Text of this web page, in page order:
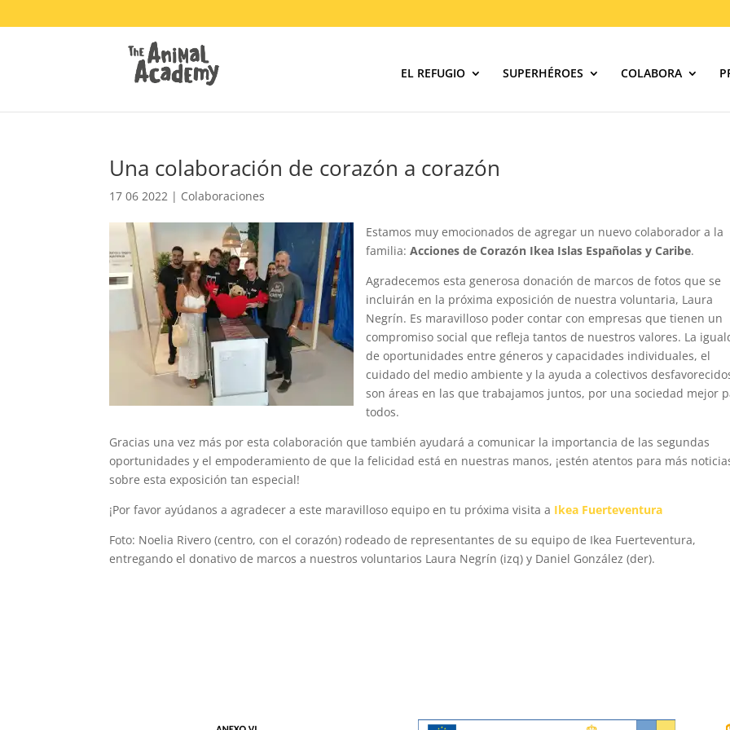
EL REFUGIO SUPERHÉROES COLABORA
Una colaboración de corazón a corazón
17 06 2022 | Colaboraciones
Estamos muy emocionados de agregar un nuevo colaborador a la
familia:Acciones de Corazón Ikea Islas Españolas y Caribe.
Agradecemos esta generosa donación de marcos de fotos que se
incluirán en la próxima exposición de nuestra voluntaria, Laura
Negrín. Es maravilloso poder contar con empresas que tienen un
compromiso social que refleja tantos de nuestros valores. La
de oportunidades entre géneros y capacidades individuales, el
cuidado del medio ambiente y la ayuda a colectivos
son áreas en las que trabajamos juntos, por una sociedad mejor
todos.
Gracias una vez más por esta colaboración que también ayudará a comunicar la importancia de las segundas
oportunidades y el empoderamiento de que la felicidad está en nuestras manos, ¡estén atentos para más
sobre esta exposición tan especial!
¡Por favor ayúdanos a agradecer a este maravilloso equipo en tu próxima visita a Ikea Fuerteventura
Foto: Noelia Rivero (centro, con el corazón) rodeado de representantes de su equipo de Ikea Fuerteventura,
entregando el donativo de marcos a nuestros voluntarios Laura Negrín (izq) y Daniel González (der).